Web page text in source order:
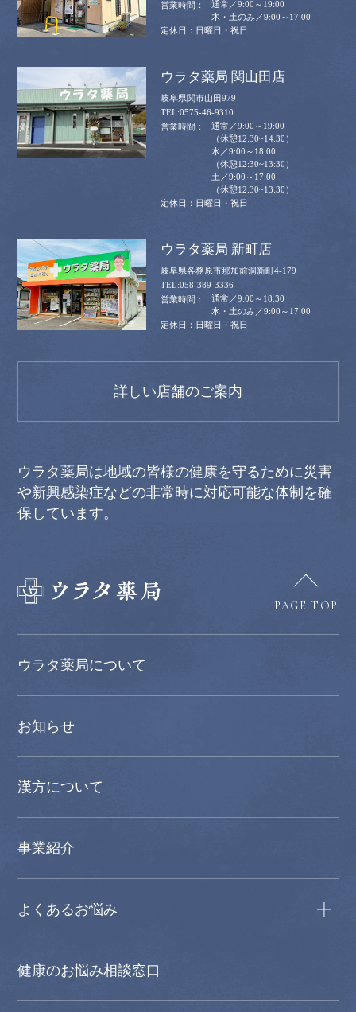
通常／9:00～19:00
木・土のみ／9:00～17:00
日曜日・祝日
ウラタ薬局 関山田店
岐阜県関市山田979
0575-46-9310
通常／9:00～19:00
（休憩12:30~14:30）
水／9:00～18:00
（休憩12:30~13:30）
土／9:00～17:00
（休憩12:30~13:30）
日曜日・祝日
ウラタ薬局 新町店
岐阜県各務原市那加前洞新町4-179
058-389-3336
通常／9:00～18:30
水・土のみ／9:00～17:00
日曜日・祝日
詳しい店舗のご案内
ウラタ薬局は地域の皆様の健康を守るために災害
や新興感染症などの非常時に対応可能な体制を確
保しています。
PAGE TOP
ウラタ薬局について
お知らせ
漢方について
事業紹介
よくあるお悩み
健康のお悩み相談窓口